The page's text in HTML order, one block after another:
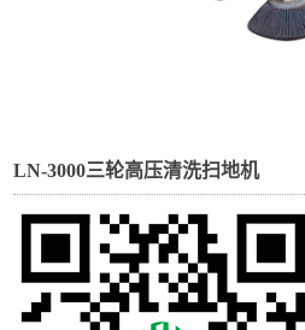
LN-3000三轮高压清洗扫地机